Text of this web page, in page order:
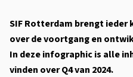
SIF Rotterdam brengt
over de voortgang en
In deze infographic is alle
vinden over Q4 van 2024.